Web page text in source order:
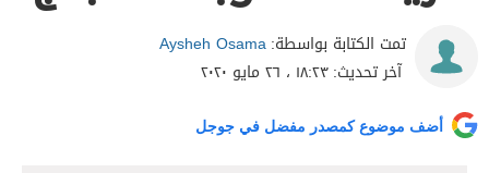
تمت الكتابة بواسطة:Aysheh Osama
آخر تحديث:١٨:٢٣ ، ٢٦ مايو ٢٠٢٠
أضف موضوع كمصدر مفضل في جوجل